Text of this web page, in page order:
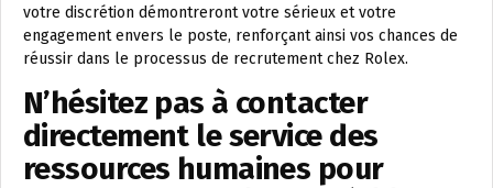
votre discrétion démontreront votre sérieux et votre
engagement envers le poste, renforçant ainsi vos chances de
réussir dans le processus de recrutement chez Rolex.
N’hésitez pas à contacter
directement le service des
ressources humaines pour